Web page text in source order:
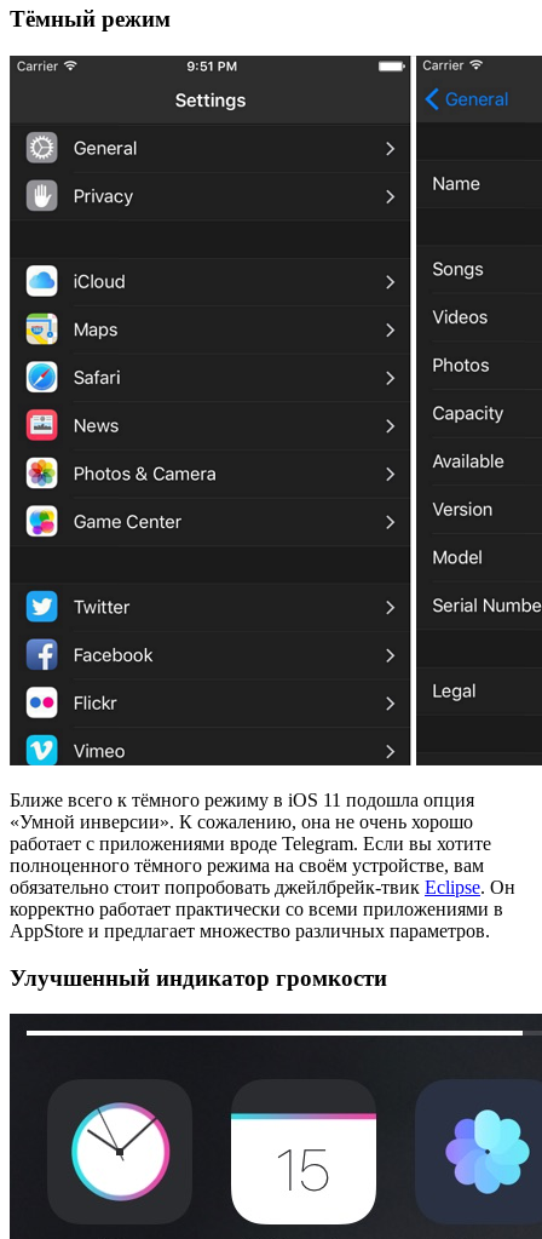
Тёмный режим
Ближе всего к тёмного режиму в iOS 11 подошла опция
«Умной инверсии». К сожалению, она не очень хорошо
работает с приложениями вроде Telegram. Если вы хотите
полноценного тёмного режима на своём устройстве, вам
обязательно стоит попробовать джейлбрейк-твик Eclipse. Он
корректно работает практически со всеми приложениями в
AppStore и предлагает множество различных параметров.
Улучшенный индикатор громкости